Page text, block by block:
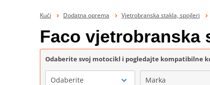
Kući Dodatna oprema Vjetrobranska stakla, spojleri
Faco vjetrobranska
Odaberite svoj motocikl i pogledajte kompatibilne
Odaberite Marka